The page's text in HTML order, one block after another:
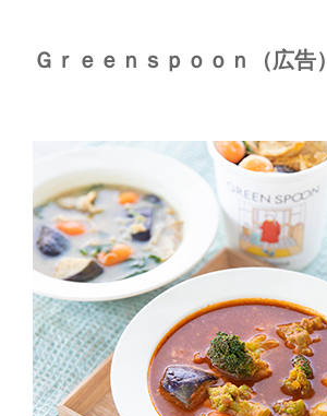
Ｇｒｅｅｎｓｐｏｏｎ（広告）